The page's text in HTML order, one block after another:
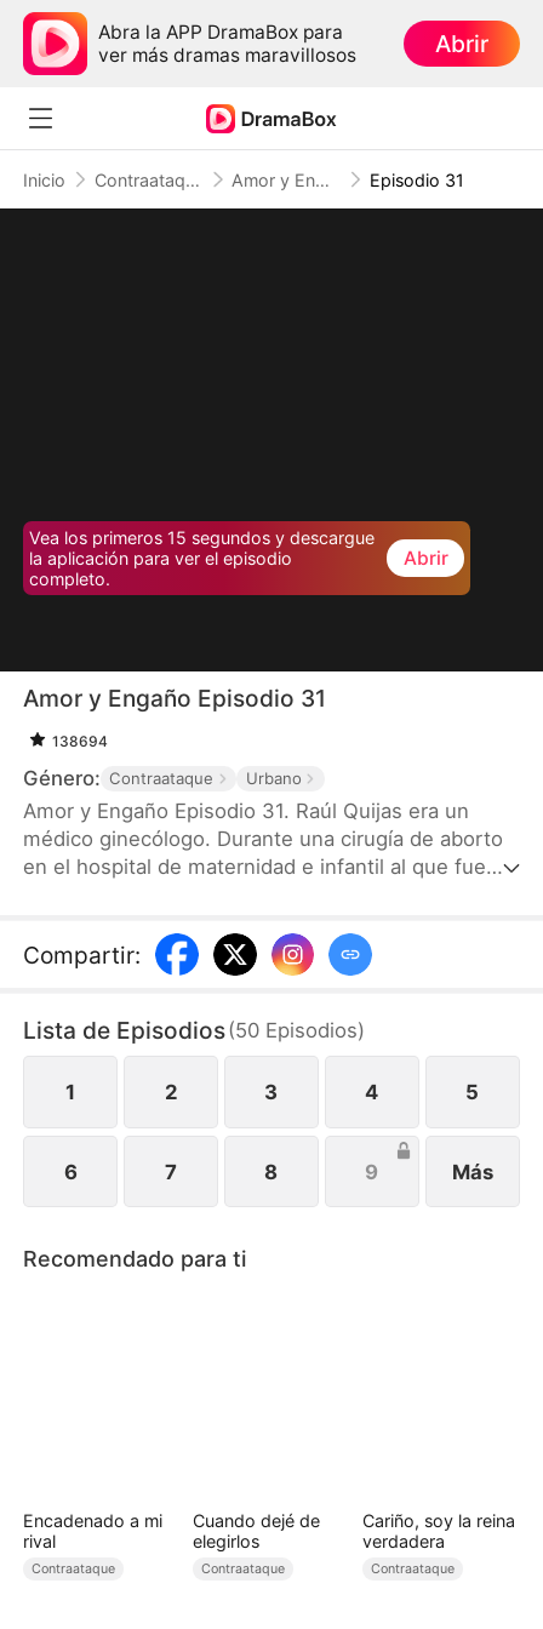
Abra la APP DramaBox para
ver más dramas maravillosos
Abrir
Inicio Contraataque Amor y Engaño Episodio 31
Vea los primeros 15 segundos y descargue
la aplicación para ver el episodio
completo.
Abrir
Amor y Engaño Episodio 31
138694
Género: Contraataque Urbano
Amor y Engaño Episodio 31. Raúl Quijas era un
médico ginecólogo. Durante una cirugía de aborto
en el hospital de maternidad e infantil al que fue
Maite López. Resultó que la esposa con quien
había prometido pasar el resto de su vida ya había
persona.
Compartir:
Lista de Episodios(50 Episodios)
1 2 3 4 5
6 7 8 9 Más
Recomendado para ti
Encadenado a mi
rival
Contraataque
Cuando dejé de
elegirlos
Contraataque
Cariño, soy la reina
verdadera
Contraataque